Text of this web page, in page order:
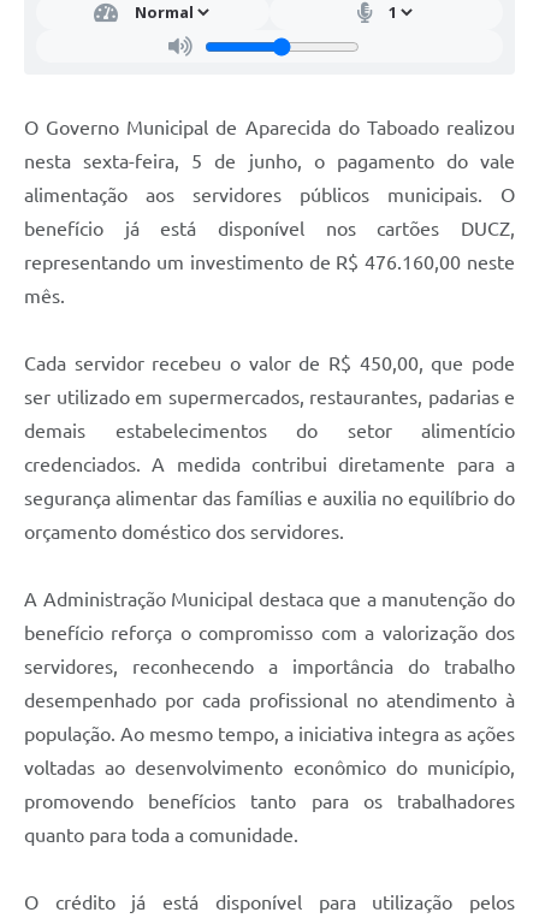
O Governo Municipal de Aparecida do Taboado realizou
nesta sexta-feira, 5 de junho, o pagamento do vale
alimentação aos servidores públicos municipais. O
benefício já está disponível nos cartões DUCZ,
representando um investimento de R$ 476.160,00 neste
mês.
Cada servidor recebeu o valor de R$ 450,00, que pode
ser utilizado em supermercados, restaurantes, padarias e
demais estabelecimentos do setor alimentício
credenciados. A medida contribui diretamente para a
segurança alimentar das famílias e auxilia no equilíbrio do
orçamento doméstico dos servidores.
A Administração Municipal destaca que a manutenção do
benefício reforça o compromisso com a valorização dos
servidores, reconhecendo a importância do trabalho
desempenhado por cada profissional no atendimento à
população. Ao mesmo tempo, a iniciativa integra as ações
voltadas ao desenvolvimento econômico do município,
promovendo benefícios tanto para os trabalhadores
quanto para toda a comunidade.
O crédito já está disponível para utilização pelos